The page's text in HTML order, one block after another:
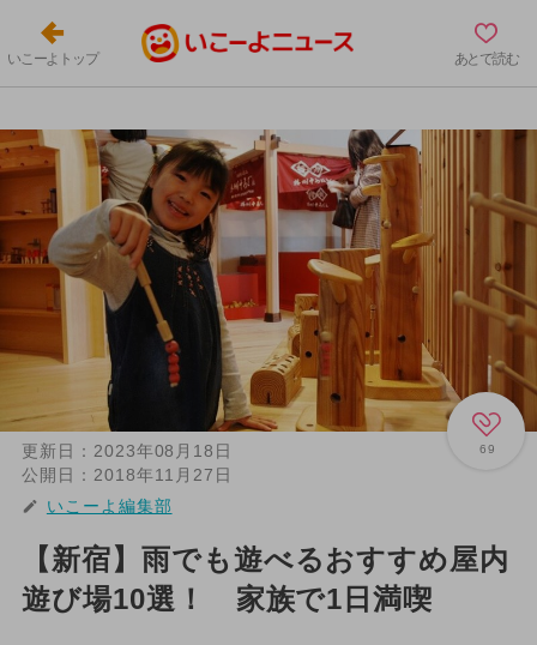
いこーよトップ あとで読む
69
更新日： 2023年08月18日
公開日： 2018年11月27日
いこーよ編集部
【新宿】雨でも遊べるおすすめ屋内
遊び場10選！ 家族で1日満喫